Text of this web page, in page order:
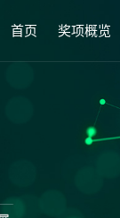
首页 奖项概览
奖项介绍
愿景和使命